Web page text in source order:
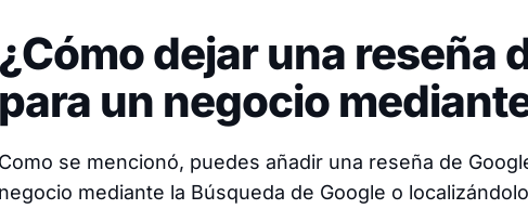
¿Cómo dejar una reseña
para un negocio
Como se mencionó, puedes añadir una reseña de
negocio mediante la Búsqueda de Google o